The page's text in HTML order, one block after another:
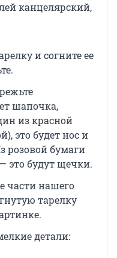
канцелярский,
и согните ее
шапочка,
из красной
это будет нос и
розовой бумаги
это будут щечки.
части нашего
тарелку
детали: